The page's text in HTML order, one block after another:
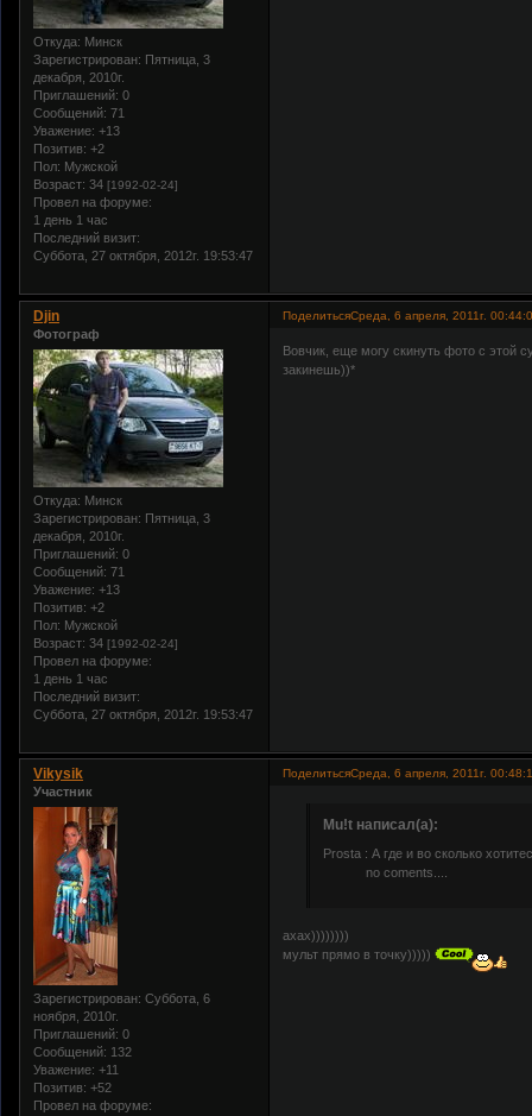
Откуда: Минск
Зарегистрирован: Пятница, 3
декабря, 2010г.
Приглашений: 0
Сообщений: 71
Уважение: +13
Позитив: +2
Пол: Мужской
Возраст: 34 [1992-02-24]
Провел на форуме:
1 день 1 час
Последний визит:
Суббота, 27 октября, 2012г. 19:53:47
ПоделитьсяСреда, 6 апреля, 2011г.
Djin
Фотограф
Откуда: Минск
Зарегистрирован: Пятница, 3
декабря, 2010г.
Приглашений: 0
Сообщений: 71
Уважение: +13
Позитив: +2
Пол: Мужской
Возраст: 34 [1992-02-24]
Провел на форуме:
1 день 1 час
Последний визит:
Суббота, 27 октября, 2012г. 19:53:47
Вовчик, еще могу скинуть фото с этой
закинешь))*
ПоделитьсяСреда, 6 апреля, 2011г.
Vikysik
Участник
Зарегистрирован: Суббота, 6
ноября, 2010г.
Приглашений: 0
Сообщений: 132
Уважение: +11
Позитив: +52
Провел на форуме:
Mu!t написал(а):
Prosta : А где и во сколько
no coments....
ахах))))))))
мульт прямо в точку)))))